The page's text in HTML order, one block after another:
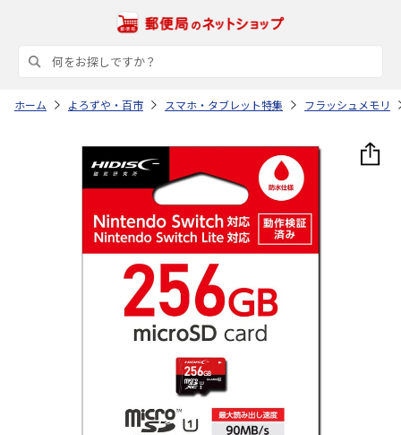
ホーム よろずや・百市 スマホ・タブレット特集 フラッシュメモリ